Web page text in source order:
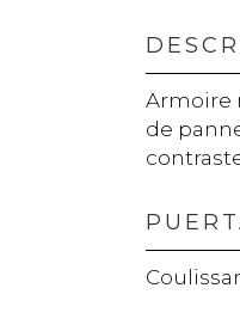
Armoire
de